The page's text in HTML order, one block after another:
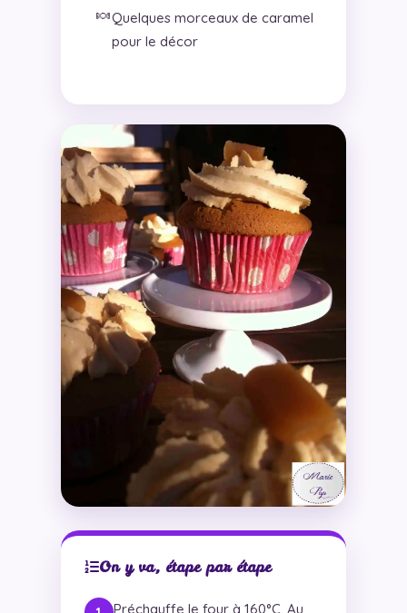
🍬Quelques morceaux de caramel
pour le décor
On y va, étape par étape
Préchauffe le four à 160°C. Au